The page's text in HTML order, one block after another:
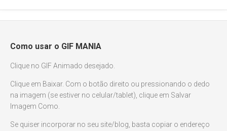
Como usar o GIF MANIA
Clique no GIF Animado desejado.
Clique em Baixar. Com o botão direito ou pressionando o dedo
na imagem (se estiver no celular/tablet), clique em Salvar
Imagem Como.
Se quiser incorporar no seu site/blog, basta copiar o endereço